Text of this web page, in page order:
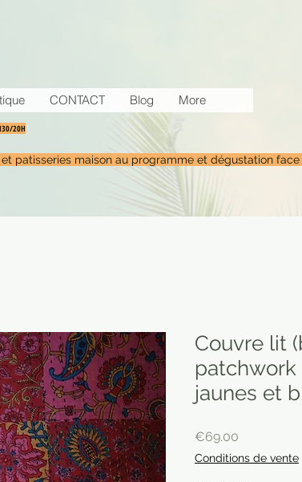
CONTACT Blog More
20H
patisseries maison au programme et dégustation face
Couvre lit
patchwork
jaunes et
€69.00
Conditions de vente